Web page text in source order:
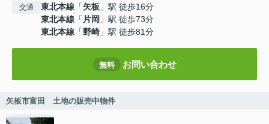
交通 東北本線 「矢板 」駅 徒歩16分
東北本線 「片岡 」駅 徒歩73分
東北本線 「野崎 」駅 徒歩81分
無料 お問い合わせ
矢板市富田 土地の販売中物件